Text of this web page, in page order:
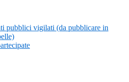
pubblici vigilati (da pubblicare in